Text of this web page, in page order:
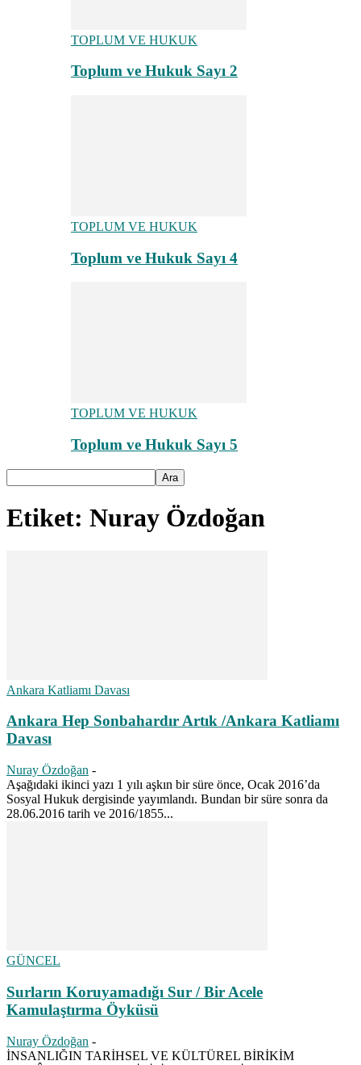
TOPLUM VE HUKUK
Toplum ve Hukuk Sayı 2
TOPLUM VE HUKUK
Toplum ve Hukuk Sayı 4
TOPLUM VE HUKUK
Toplum ve Hukuk Sayı 5
Etiket: Nuray Özdoğan
Ankara Katliamı Davası
Ankara Hep Sonbahardır Artık /Ankara Katliamı
Davası
Nuray Özdoğan -
Aşağıdaki ikinci yazı 1 yılı aşkın bir süre önce, Ocak 2016’da
Sosyal Hukuk dergisinde yayımlandı. Bundan bir süre sonra da
28.06.2016 tarih ve 2016/1855...
GÜNCEL
Surların Koruyamadığı Sur / Bir Acele
Kamulaştırma Öyküsü
Nuray Özdoğan -
İNSANLIĞIN TARİHSEL VE KÜLTÜREL BİRİKİM